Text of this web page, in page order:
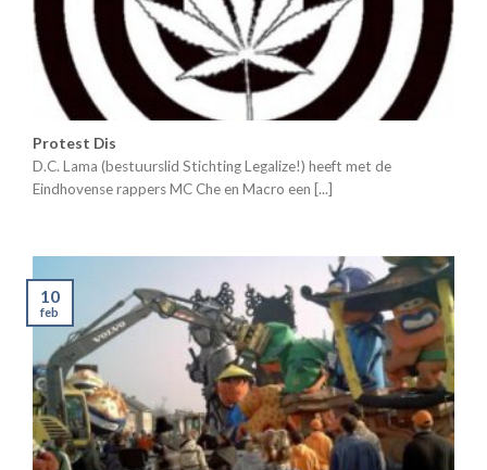
Protest Dis
D.C. Lama (bestuurslid Stichting Legalize!) heeft met de
Eindhovense rappers MC Che en Macro een [...]
10
feb